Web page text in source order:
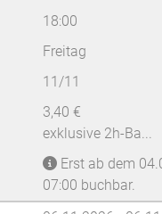
18:00
Freitag
11/11
3,40 €
exklusive 2h-Ba...
Erst ab dem
07:00 buchbar.